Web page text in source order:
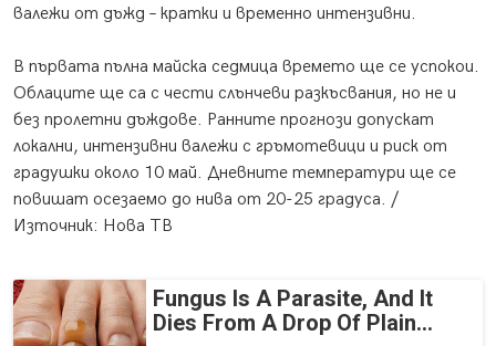
валежи от дъжд – кратки и временно интензивни.
В първата пълна майска седмица времето ще се успокои.
Облаците ще са с чести слънчеви разкъсвания, но не и
без пролетни дъждове. Ранните прогнози допускат
локални, интензивни валежи с гръмотевици и риск от
градушки около 10 май. Дневните температури ще се
повишат осезаемо до нива от 20-25 градуса. /
Източник: Нова ТВ
Fungus Is A Parasite, And It
Dies From A Drop Of Plain...